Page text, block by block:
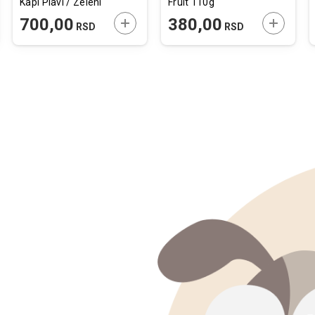
U KORPU
700,00 RSD DODAJTE U KORPU
380,00 RSD